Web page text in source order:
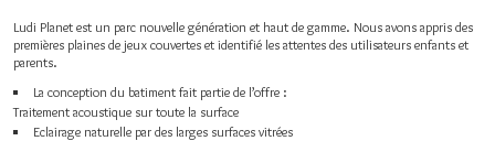
Ludi Planet est un parc nouvelle génération et haut de gamme. Nous avons appris des
premières plaines de jeux couvertes et identifié les attentes des utilisateurs enfants et
parents.
La conception du batiment fait partie de l’offre :
Traitement acoustique sur toute la surface
Eclairage naturelle par des larges surfaces vitrées